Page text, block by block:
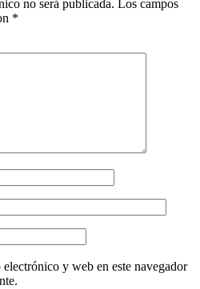
no será publicada. Los campos
*
y web en este navegador